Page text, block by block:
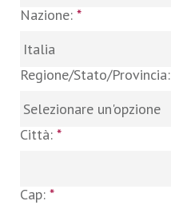
Nazione: *
Regione/Stato/Provincia:
Città: *
Cap: *